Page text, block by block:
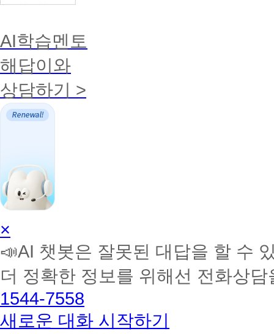
AI학습멘토
해답이와
상담하기 >
AI
학
습
토
커
BETA
×
📣AI 챗봇은 잘못된 대답을 할 수
더 정확한 정보를 위해선 전화상
1544-7558
새로운 대화 시작하기